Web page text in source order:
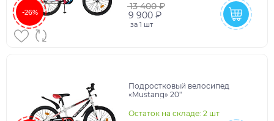
-26%
13 400 ₽
9 900 ₽
за 1 шт
Подростковый велосипед
«Mustang» 20"
Остаток на складе: 2 шт